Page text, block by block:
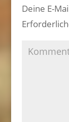
Deine E-